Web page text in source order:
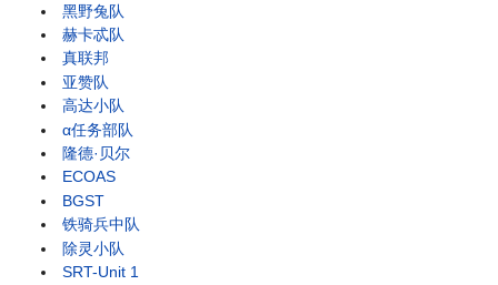
黑野兔队
赫卡忒队
真联邦
亚赞队
高达小队
α任务部队
隆德·贝尔
ECOAS
BGST
铁骑兵中队
除灵小队
SRT-Unit 1